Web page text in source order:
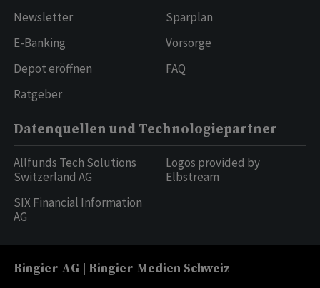
Newsletter
E-Banking
Depot eröffnen
Ratgeber
Sparplan
Vorsorge
FAQ
Datenquellen und Technologiepartner
Allfunds Tech Solutions
Switzerland AG
SIX Financial Information
AG
Logos provided by
Elbstream
Ringier AG | Ringier Medien Schweiz